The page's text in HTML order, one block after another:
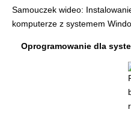
Samouczek wideo:
komputerze z systemem
Oprogramowanie dla